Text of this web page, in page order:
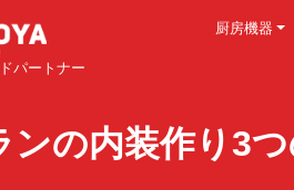
パートナー
厨房機器
ンの内装作り3